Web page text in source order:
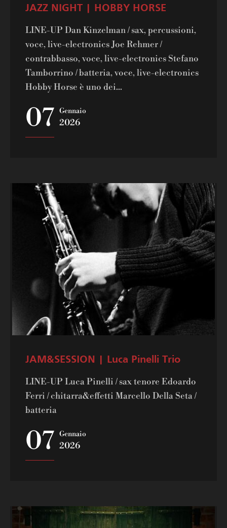
JAZZ NIGHT | HOBBY HORSE
LINE-UP Dan Kinzelman / sax, percussioni,
voce, live-electronics Joe Rehmer /
contrabbasso, voce, live-electronics Stefano
Tamborrino / batteria, voce, live-electronics
Hobby Horse è uno dei...
07 Gennaio
2026
JAM&SESSION | Luca Pinelli Trio
LINE-UP Luca Pinelli / sax tenore Edoardo
Ferri / chitarra&effetti Marcello Della Seta /
batteria
07 Gennaio
2026